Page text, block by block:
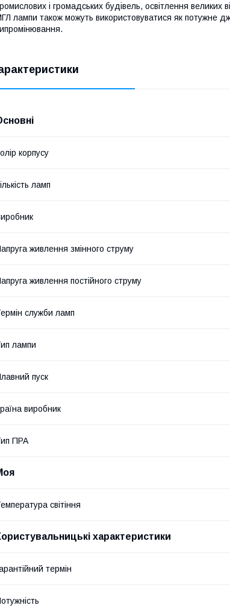
і громадських будівель, освітлення
лампи також можуть використовуватися як потужне
корпусу
ламп
живлення змінного струму
живлення постійного струму
служби ламп
лампи
пуск
виробник
ПРА
світіння
характеристики
термін